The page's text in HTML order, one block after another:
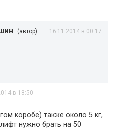
(автор) 16.11.2014 в 00:17
в 18:50
коробе) также около 5 кг,
нужно брать на 50